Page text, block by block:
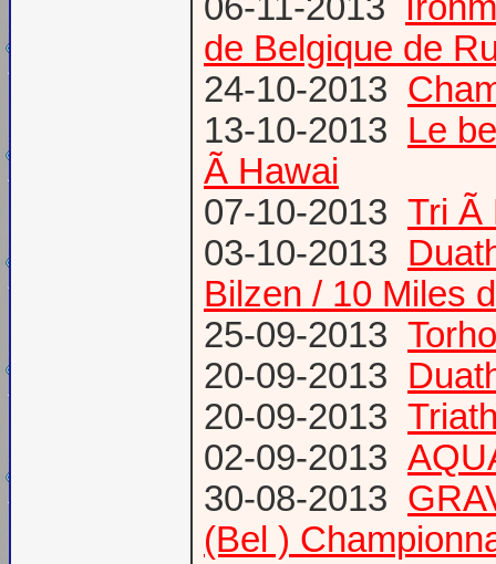
de Belgique de
24-10-2013
13-10-2013 Le
Ã Hawai
07-10-2013 Tri Ã
03-10-2013
Bilzen / 10 Miles
25-09-2013
20-09-2013
20-09-2013
02-09-2013
30-08-2013
(Bel )